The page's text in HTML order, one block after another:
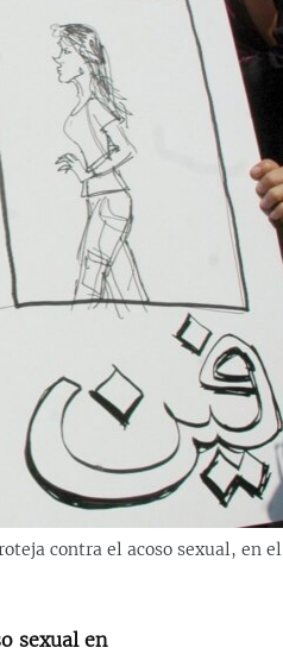
contra el acoso sexual, en el
sexual en